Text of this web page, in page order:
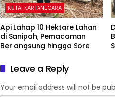
KUTAI KARTANEGARA
Api Lahap 10 Hektare Lahan
di Sanipah, Pemadaman
Berlangsung hingga Sore
Leave a Reply
Your email address will not be